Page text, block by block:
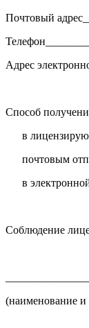
Почтовый
Адрес
Способ
в
почтовым
в
Соблюдение
(наименование и